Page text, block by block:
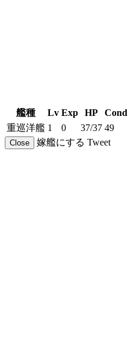
艦種 Lv Exp HP Cond
重巡洋艦 1 0 37/37 49
Close 嫁艦にする Tweet